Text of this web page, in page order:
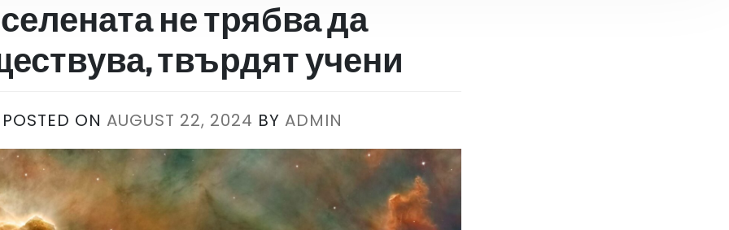
не трябва да
твърдят учени
POSTED ON AUGUST 22, 2024 BY ADMIN